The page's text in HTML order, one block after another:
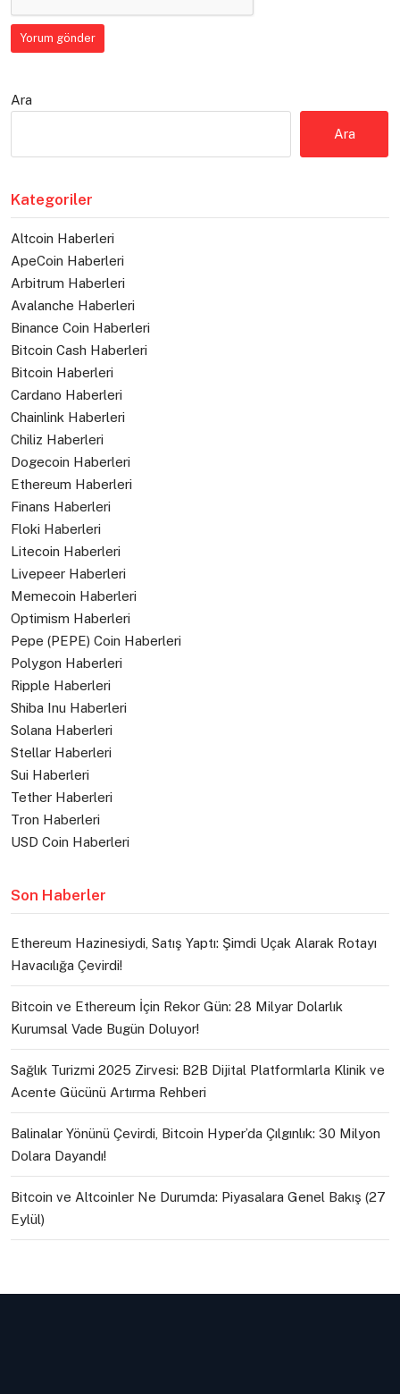
Ara
Ara
Kategoriler
Altcoin Haberleri
ApeCoin Haberleri
Arbitrum Haberleri
Avalanche Haberleri
Binance Coin Haberleri
Bitcoin Cash Haberleri
Bitcoin Haberleri
Cardano Haberleri
Chainlink Haberleri
Chiliz Haberleri
Dogecoin Haberleri
Ethereum Haberleri
Finans Haberleri
Floki Haberleri
Litecoin Haberleri
Livepeer Haberleri
Memecoin Haberleri
Optimism Haberleri
Pepe (PEPE) Coin Haberleri
Polygon Haberleri
Ripple Haberleri
Shiba Inu Haberleri
Solana Haberleri
Stellar Haberleri
Sui Haberleri
Tether Haberleri
Tron Haberleri
USD Coin Haberleri
Son Haberler
Ethereum Hazinesiydi, Satış Yaptı: Şimdi Uçak Alarak Rotayı
Havacılığa Çevirdi!
Bitcoin ve Ethereum İçin Rekor Gün: 28 Milyar Dolarlık
Kurumsal Vade Bugün Doluyor!
Sağlık Turizmi 2025 Zirvesi: B2B Dijital Platformlarla Klinik ve
Acente Gücünü Artırma Rehberi
Balinalar Yönünü Çevirdi, Bitcoin Hyper’da Çılgınlık: 30 Milyon
Dolara Dayandı!
Bitcoin ve Altcoinler Ne Durumda: Piyasalara Genel Bakış (27
Eylül)